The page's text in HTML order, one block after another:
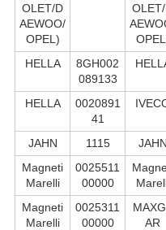
OLET/D
AEWOO/
OPEL)
HELLA
8GH002
089133
HELLA
0020891
41
JAHN 1115 JAHN
Magneti
Marelli
0025511
00000
Magneti
Marelli
0025311
00000
AR